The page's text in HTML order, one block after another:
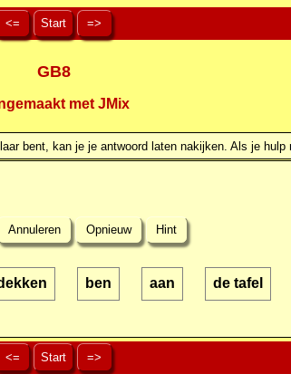
<= Start =>
GB8
met JMix
bent, kan je je antwoord laten nakijken. Als je hulp
Annuleren Opnieuw Hint
ben aan de tafel
<= Start =>